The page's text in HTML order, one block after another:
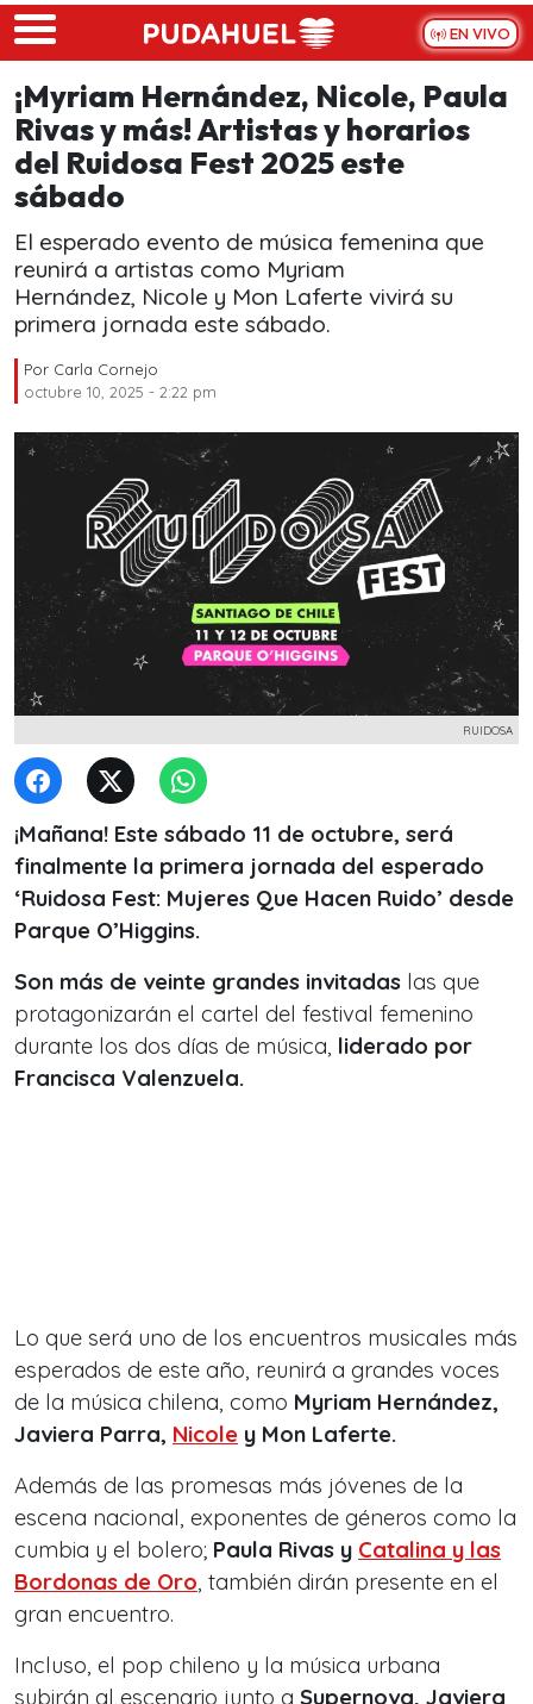
Skip to main content
EN VIVO
¡Myriam Hernández, Nicole, Paula
Rivas y más! Artistas y horarios
del Ruidosa Fest 2025 este
sábado
El esperado evento de música femenina que
reunirá a artistas como Myriam
Hernández, Nicole y Mon Laferte vivirá su
primera jornada este sábado.
Por Carla Cornejo
octubre 10, 2025 - 2:22 pm
RUIDOSA
¡Mañana! Este sábado 11 de octubre, será
finalmente la primera jornada del esperado
‘Ruidosa Fest: Mujeres Que Hacen Ruido’ desde
Parque O’Higgins.
Son más de veinte grandes invitadas las que
protagonizarán el cartel del festival femenino
durante los dos días de música, liderado por
Francisca Valenzuela.
Lo que será uno de los encuentros musicales más
esperados de este año, reunirá a grandes voces
de la música chilena, como Myriam Hernández,
Javiera Parra, Nicole y Mon Laferte.
Además de las promesas más jóvenes de la
escena nacional, exponentes de géneros como la
cumbia y el bolero; Paula Rivas y Catalina y las
Bordonas de Oro, también dirán presente en el
gran encuentro.
Incluso, el pop chileno y la música urbana
subirán al escenario junto a Supernova, Javiera